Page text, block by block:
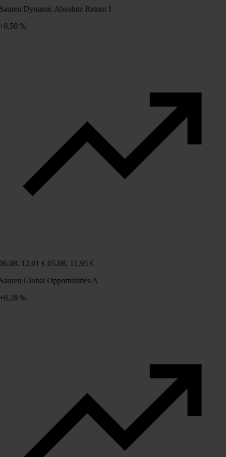
Dynamic Absolute Return I
%
12,01 € 05.08. 11,95 €
Global Opportunities A
%